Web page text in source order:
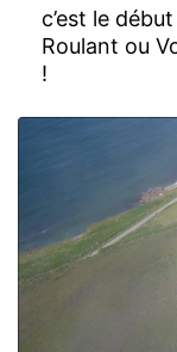
c’est le
Roulant ou
!